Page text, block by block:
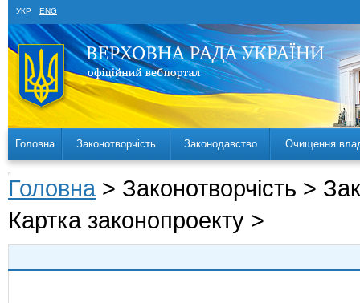
УКР ENG
Головна Законотворчість Законодавство Очищення
Головна > Законотворчість >
Картка законопроекту >